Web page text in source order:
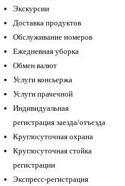
Экскурсии
Доставка продуктов
Обслуживание номеров
Ежедневная уборка
Обмен валют
Услуги консьержа
Услуги прачечной
Индивидуальная
регистрация заезда/отъезда
Круглосуточная охрана
Круглосуточная стойка
регистрации
Экспресс-регистрация